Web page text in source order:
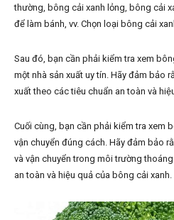
thường, bông cải xanh lỏng, bông cải
để làm bánh, vv. Chọn loại bông cải
Sau đó, bạn cần phải kiểm tra xem
một nhà sản xuất uy tín. Hãy đảm bảo
xuất theo các tiêu chuẩn an toàn và
Cuối cùng, bạn cần phải kiểm tra xem
vận chuyển đúng cách. Hãy đảm bảo
và vận chuyển trong môi trường
an toàn và hiệu quả của bông cải xanh.